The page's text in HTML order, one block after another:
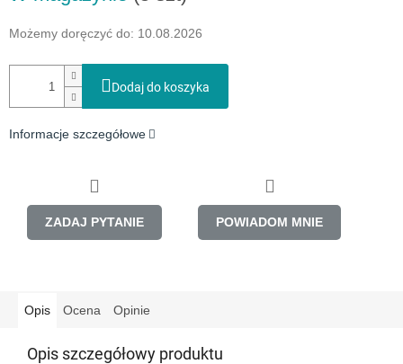
Możemy doręczyć do: 10.08.2026
Dodaj do koszyka
Informacje szczegółowe
ZADAJ PYTANIE POWIADOM MNIE
Opis Ocena Opinie
Opis szczegółowy produktu